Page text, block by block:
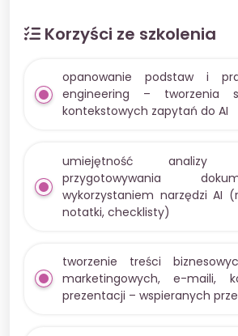
Korzyści ze szkolenia
opanowanie podstaw i
engineering – tworzenia
kontekstowych zapytań do AI
umiejętność
przygotowywania
wykorzystaniem narzędzi AI
notatki, checklisty)
tworzenie treści
marketingowych, e-maili,
prezentacji – wspieranych